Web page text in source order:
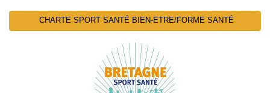
CHARTE SPORT SANTÉ BIEN-ETRE/FORME SANTÉ